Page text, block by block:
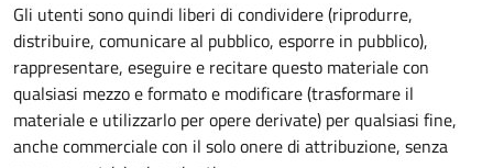
Gli utenti sono quindi liberi di condividere (riprodurre,
distribuire, comunicare al pubblico, esporre in pubblico),
rappresentare, eseguire e recitare questo materiale con
qualsiasi mezzo e formato e modificare (trasformare il
materiale e utilizzarlo per opere derivate) per qualsiasi fine,
anche commerciale con il solo onere di attribuzione, senza